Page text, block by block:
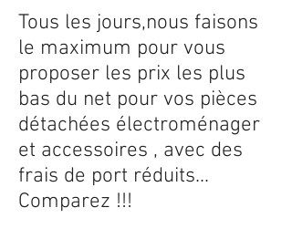
Tous les jours,nous faisons
le maximum pour vous
proposer les prix les plus
bas du net pour vos pièces
détachées électroménager
et accessoires , avec des
frais de port réduits...
Comparez !!!